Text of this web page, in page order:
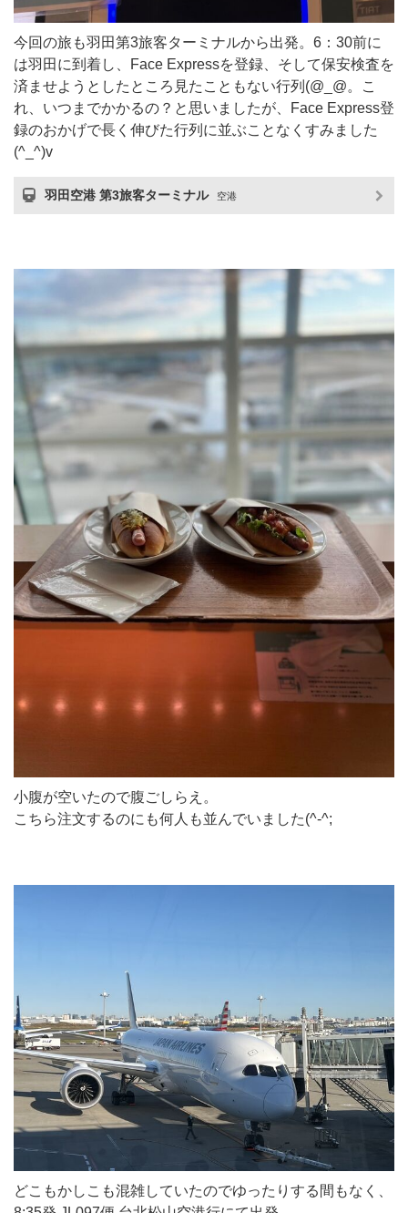
今回の旅も羽田第3旅客ターミナルから出発。6：30前に
は羽田に到着し、Face Expressを登録、そして保安検査を
済ませようとしたところ見たこともない行列(@_@。こ
れ、いつまでかかるの？と思いましたが、Face Express登
録のおかげで長く伸びた行列に並ぶことなくすみました
(^_^)v
羽田空港 第3旅客ターミナル 空港
小腹が空いたので腹ごしらえ。
こちら注文するのにも何人も並んでいました(^-^;
どこもかしこも混雑していたのでゆったりする間もなく、